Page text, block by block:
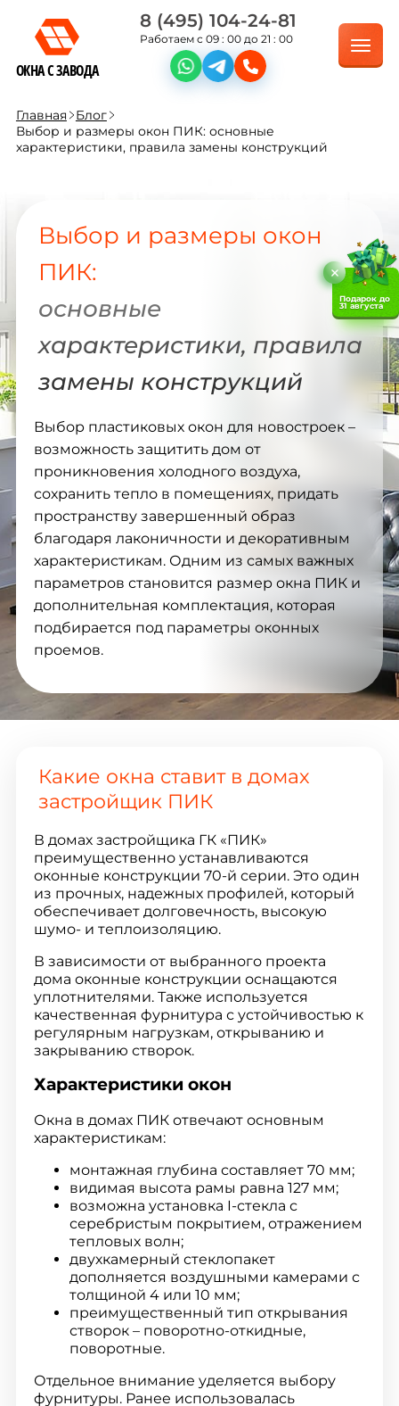
ОКНА С ЗАВОДА
8 (495) 104-24-81
Работаем с 09 : 00 до 21 : 00
Главная
Блог
Выбор и размеры окон ПИК: основные
характеристики, правила замены конструкций
Выбор и размеры окон
ПИК:
основные
характеристики, правила
замены конструкций
Выбор пластиковых окон для новостроек –
возможность защитить дом от
проникновения холодного воздуха,
сохранить тепло в помещениях, придать
пространству завершенный образ
благодаря лаконичности и декоративным
характеристикам. Одним из самых важных
параметров становится размер окна ПИК и
дополнительная комплектация, которая
подбирается под параметры оконных
проемов.
Какие окна ставит в домах
застройщик ПИК
В домах застройщика ГК «ПИК»
преимущественно устанавливаются
оконные конструкции 70-й серии. Это один
из прочных, надежных профилей, который
обеспечивает долговечность, высокую
шумо- и теплоизоляцию.
В зависимости от выбранного проекта
дома оконные конструкции оснащаются
уплотнителями. Также используется
качественная фурнитура с устойчивостью к
регулярным нагрузкам, открыванию и
закрыванию створок.
Характеристики окон
Окна в домах ПИК отвечают основным
характеристикам:
монтажная глубина составляет 70 мм;
видимая высота рамы равна 127 мм;
возможна установка I-стекла с
серебристым покрытием, отражением
тепловых волн;
двухкамерный стеклопакет
дополняется воздушными камерами с
толщиной 4 или 10 мм;
преимущественный тип открывания
створок – поворотно-откидные,
поворотные.
Отдельное внимание уделяется выбору
фурнитуры. Ранее использовалась
Подарок до
31 августа